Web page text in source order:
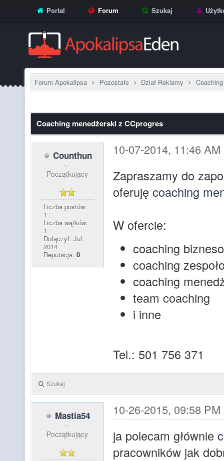
Portal Forum Szukaj
Forum Apokalipsa Pozostałe Dział Reklamy
Coaching menedżerski z CCprogres
Counthun
Początkujący
Liczba postów:
1
Liczba wątków:
1
Dołączył: Jul
2014
Reputacja: 0
10-07-2014, 11:46 AM
Zapraszamy do
oferuję coaching
W ofercie:
coaching
coaching
coaching
team coaching
i inne
Tel.: 501 756 371
Szukaj
Mastia54
Początkujący
10-26-2015, 09:58 PM
ja polecam głównie
pracowników jak